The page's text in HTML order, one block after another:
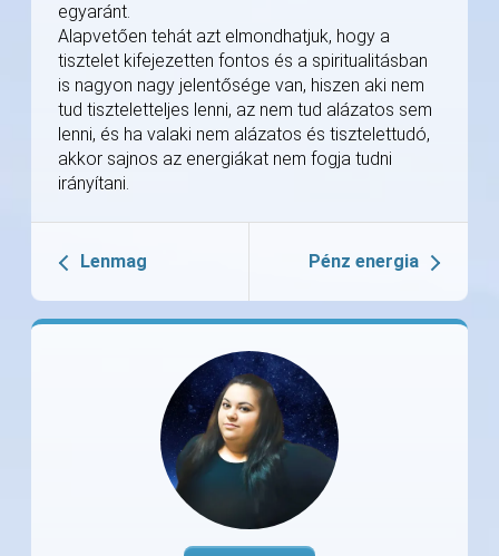
egyaránt.
Alapvetően tehát azt elmondhatjuk, hogy a
tisztelet kifejezetten fontos és a spiritualitásban
is nagyon nagy jelentősége van, hiszen aki nem
tud tiszteletteljes lenni, az nem tud alázatos sem
lenni, és ha valaki nem alázatos és tisztelettudó,
akkor sajnos az energiákat nem fogja tudni
irányítani.
Lenmag Pénz energia